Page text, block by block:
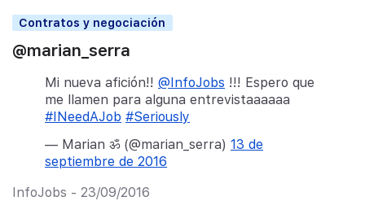
Contratos y negociación
@marian_serra
Mi nueva afición!! @InfoJobs !!! Espero que
me llamen para alguna entrevistaaaaaa
#INeedAJob #Seriously
— Marian ॐ (@marian_serra) 13 de
septiembre de 2016
InfoJobs - 23/09/2016